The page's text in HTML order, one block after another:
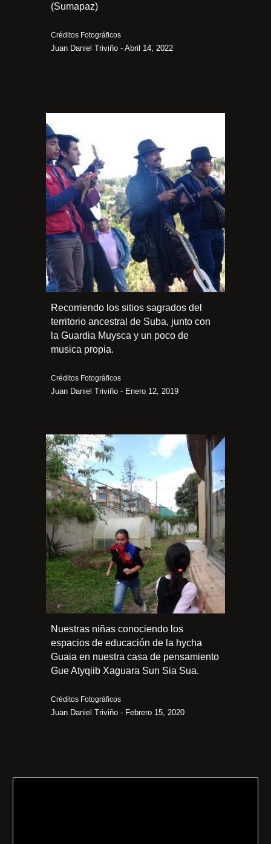
(Sumapaz)
Créditos Fotográficos
Juan Daniel Triviño - Abril 14, 2022
Recorriendo los sitios sagrados del
territorio ancestral de Suba, junto con
la Guardia Muysca y un poco de
musica propia.
Créditos Fotográficos
Juan Daniel Triviño - Enero 12, 2019
Nuestras niñas conociendo los
espacios de educación de la hycha
Guaia en nuestra casa de pensamiento
Gue Atyqiib Xaguara Sun Sia Sua.
Créditos Fotográficos
Juan Daniel Triviño - Febrero 15, 2020